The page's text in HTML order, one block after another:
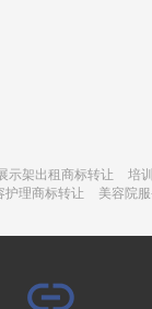
示架出租商标转让
培
护理商标转让 美容院